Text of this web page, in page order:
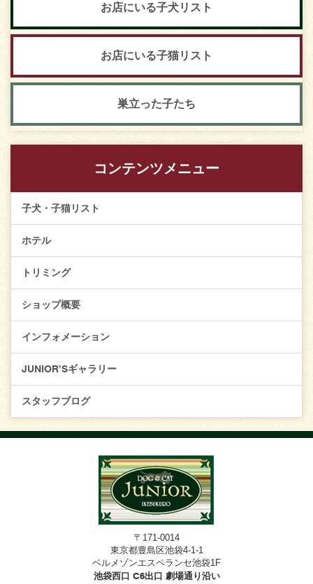
お店にいる子犬リスト
お店にいる子猫リスト
巣立った子たち
コンテンツメニュー
子犬・子猫リスト
ホテル
トリミング
ショップ概要
インフォメーション
JUNIOR’Sギャラリー
スタッフブログ
〒171-0014
東京都豊島区池袋4-1-1
ベルメゾンエスペランセ池袋1F
池袋西口 C6出口 劇場通り沿い